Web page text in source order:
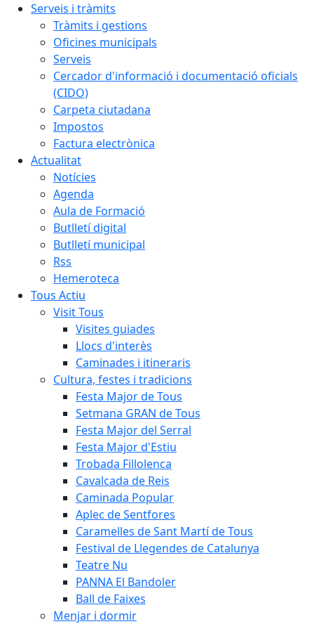
Serveis i tràmits
Tràmits i gestions
Oficines municipals
Serveis
Cercador d'informació i documentació oficials
(CIDO)
Carpeta ciutadana
Impostos
Factura electrònica
Actualitat
Notícies
Agenda
Aula de Formació
Butlletí digital
Butlletí municipal
Rss
Hemeroteca
Tous Actiu
Visit Tous
Visites guiades
Llocs d'interès
Caminades i itineraris
Cultura, festes i tradicions
Festa Major de Tous
Setmana GRAN de Tous
Festa Major del Serral
Festa Major d'Estiu
Trobada Fillolenca
Cavalcada de Reis
Caminada Popular
Aplec de Sentfores
Caramelles de Sant Martí de Tous
Festival de Llegendes de Catalunya
Teatre Nu
PANNA El Bandoler
Ball de Faixes
Menjar i dormir